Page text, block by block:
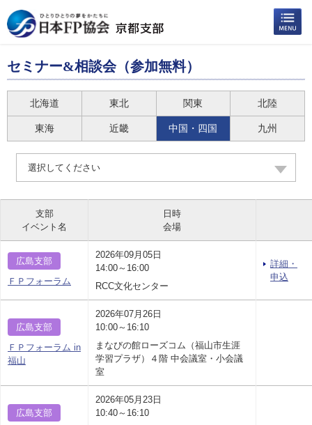
セミナー&相談会（参加無料）
北海道 東北 関東 北陸
東海 近畿 中国・四国 九州
選択してください
支部
イベント名
日時
会場
広島支部
ＦＰフォーラム
2026年09月05日
14:00～16:00
RCC文化センター
詳細・
申込
広島支部
ＦＰフォーラム in
福山
2026年07月26日
10:00～16:10
まなびの館ローズコム（福山市生涯
学習プラザ）４階 中会議室・小会議
室
広島支部
2026年05月23日
10:40～16:10